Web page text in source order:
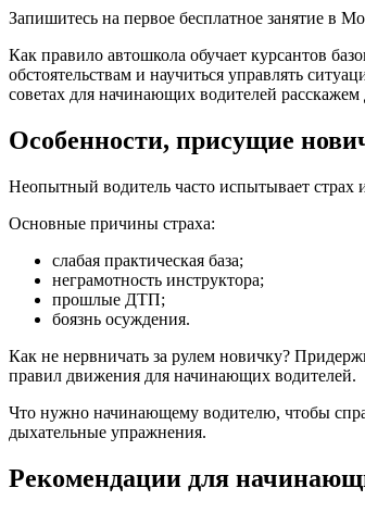
Запишитесь на первое бесплатное занятие в
Как правило автошкола обучает курсантов
обстоятельствам и научиться управлять
советах для начинающих водителей расскажем
Особенности, присущие
Неопытный водитель часто испытывает страх
Основные причины страха:
слабая практическая база;
неграмотность инструктора;
прошлые ДТП;
боязнь осуждения.
Как не нервничать за рулем новичку?
правил движения для начинающих водителей.
Что нужно начинающему водителю, чтобы
дыхательные упражнения.
Рекомендации для